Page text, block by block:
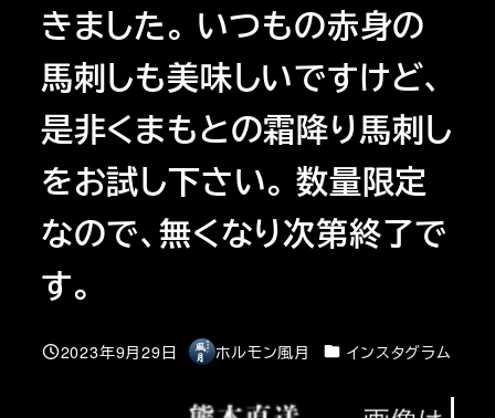
きました。 いつもの赤身の
馬刺しも美味しいですけど、
是非くまもとの霜降り馬刺し
をお試し下さい。 数量限定
なので、無くなり次第終了で
す。
投稿日
2023年9月29日
著
ホルモン風月 カテゴリー
インスタグラム